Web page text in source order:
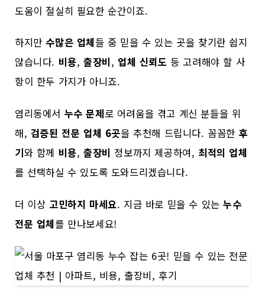
도움이 절실히 필요한 순간이죠.
하지만 수많은 업체들 중 믿을 수 있는 곳을 찾기란 쉽지
않습니다. 비용,출장비, 업체 신뢰도 등 고려해야 할 사
항이 한두 가지가 아니죠.
염리동에서 누수 문제로 어려움을 겪고 계신 분들을 위
해, 검증된 전문 업체 6곳을 추천해 드립니다. 꼼꼼한 후
기와 함께 비용,출장비 정보까지 제공하여, 최적의 업체
를 선택하실 수 있도록 도와드리겠습니다.
더 이상 고민하지 마세요. 지금 바로 믿을 수 있는누수
전문 업체를 만나보세요!